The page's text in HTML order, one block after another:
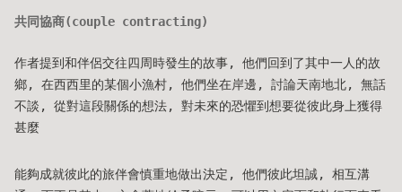
共同協商(couple contracting)
作者提到和伴侶交往四周時發生的故事, 他們回到了其中一人的故
鄉, 在西西里的某個小漁村, 他們坐在岸邊, 討論天南地北, 無話
不談, 從對這段關係的想法, 對未來的恐懼到想要從彼此身上獲得
甚麼
能夠成就彼此的旅伴會慎重地做出決定, 他們彼此坦誠, 相互溝